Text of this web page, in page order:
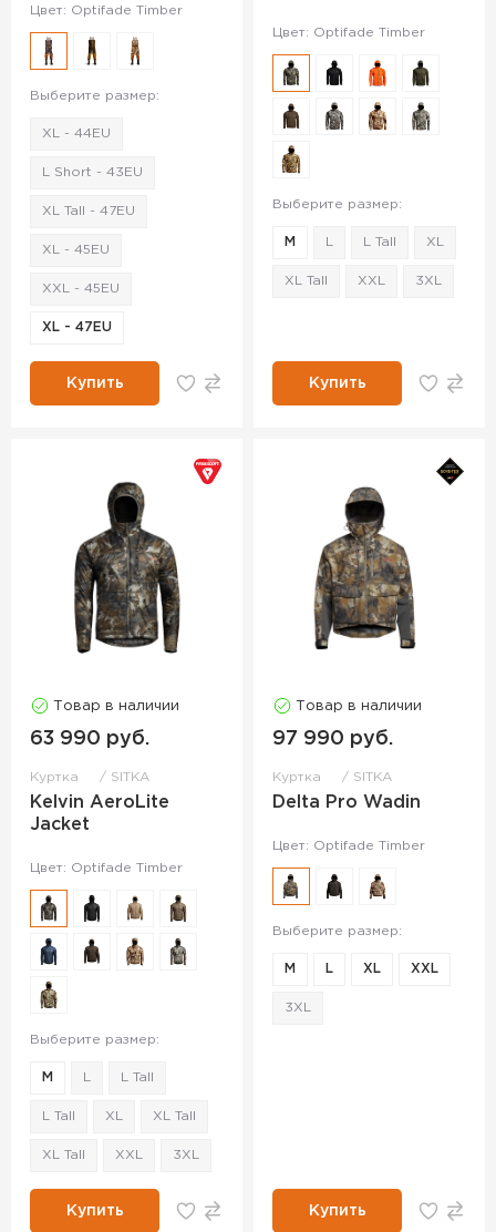
Цвет: Optifade Timber
Выберите размер:
XL - 44EU
L Short - 43EU
XL Tall - 47EU
XL - 45EU
XXL - 45EU
XL - 47EU
Купить
Цвет: Optifade Timber
Выберите размер:
M L Tall XL
XL Tall XXL 3XL
Купить
Товар в наличии
63 990 руб.
Куртка SITKA
Kelvin AeroLite
Jacket
Цвет: Optifade Timber
Выберите размер:
M L Tall
L Tall XL XL Tall
XL Tall XXL 3XL
Купить
Товар в наличии
97 990 руб.
Куртка SITKA
Delta Pro Wadin
Цвет: Optifade Timber
Выберите размер:
M L XL XXL
3XL
Купить